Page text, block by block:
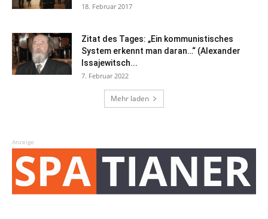
18. Februar 2017
Zitat des Tages: „Ein kommunistisches
System erkennt man daran…“ (Alexander
Issajewitsch...
7. Februar 2022
Mehr laden
Anzeige